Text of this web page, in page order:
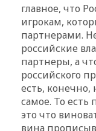
главное, что
игрокам,
партнерами.
российские
партнеры, а
российского
есть, конечно,
самое. То есть
это что
вина